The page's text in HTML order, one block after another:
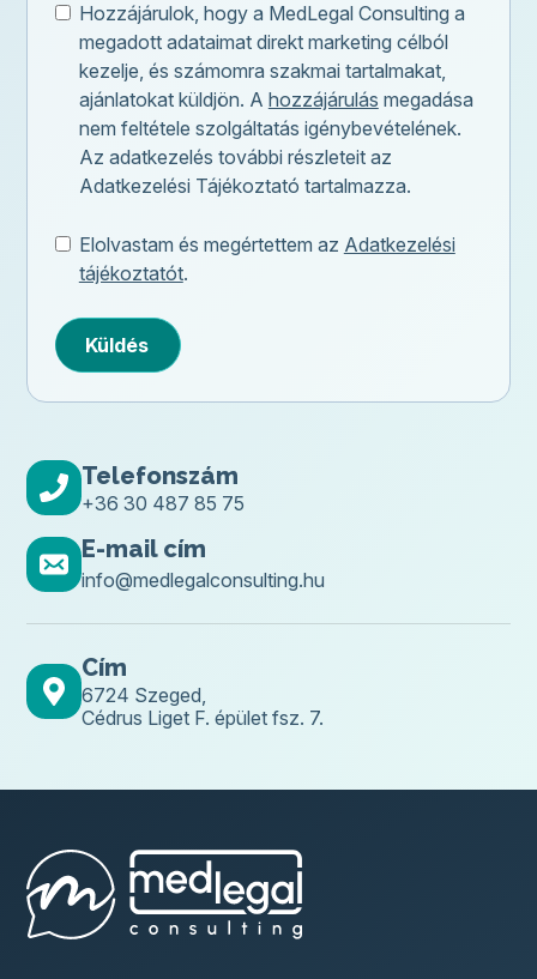
Telefonszám
+36 30 487 85 75
E-mail cím
info@medlegalconsulting.hu
Cím
6724 Szeged,
Cédrus Liget F. épület fsz. 7.
Hozzájárulok, hogy a MedLegal Consulting a
megadott adataimat direkt marketing célból
kezelje, és számomra szakmai tartalmakat,
ajánlatokat küldjön. A hozzájárulás megadása
nem feltétele szolgáltatás igénybevételének.
Az adatkezelés további részleteit az
Adatkezelési Tájékoztató tartalmazza.
Elolvastam és megértettem az Adatkezelési
tájékoztatót.
Küldés